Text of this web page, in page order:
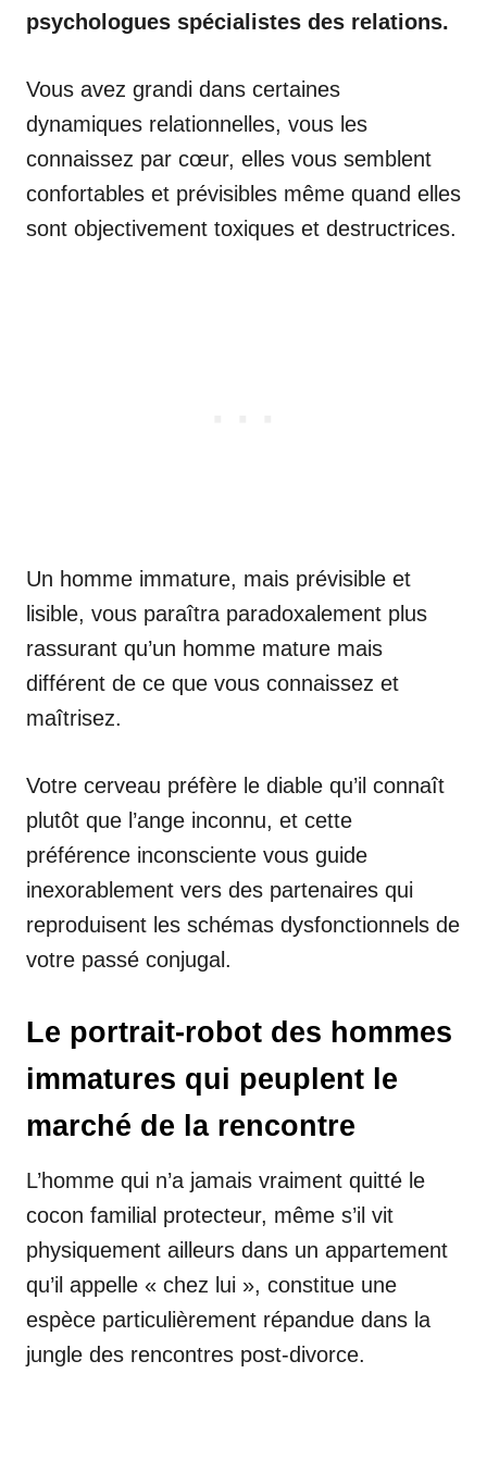
psychologues spécialistes des relations.
Vous avez grandi dans certaines
dynamiques relationnelles, vous les
connaissez par cœur, elles vous semblent
confortables et prévisibles même quand elles
sont objectivement toxiques et destructrices.
Un homme immature, mais prévisible et
lisible, vous paraîtra paradoxalement plus
rassurant qu’un homme mature mais
différent de ce que vous connaissez et
maîtrisez.
Votre cerveau préfère le diable qu’il connaît
plutôt que l’ange inconnu, et cette
préférence inconsciente vous guide
inexorablement vers des partenaires qui
reproduisent les schémas dysfonctionnels de
votre passé conjugal.
Le portrait-robot des hommes
immatures qui peuplent le
marché de la rencontre
L’homme qui n’a jamais vraiment quitté le
cocon familial protecteur, même s’il vit
physiquement ailleurs dans un appartement
qu’il appelle « chez lui », constitue une
espèce particulièrement répandue dans la
jungle des rencontres post-divorce.